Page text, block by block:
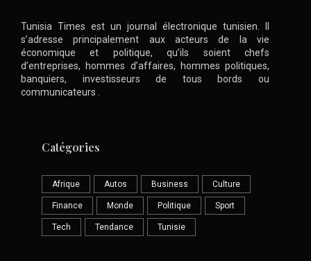
Tunisia Times est un journal électronique tunisien. Il
s’adresse principalement aux acteurs de la vie
économique et politique, qu’ils soient chefs
d’entreprises, hommes d’affaires, hommes politiques,
banquiers, investisseurs de tous bords ou
communicateurs .
Catégories
Afrique Autos Business Culture
Finance Monde Politique Sport
Tech Tendance Tunisie